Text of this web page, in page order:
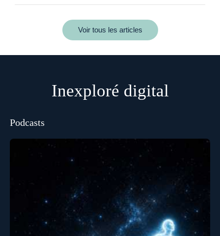
Voir tous les articles
Inexploré digital
Podcasts